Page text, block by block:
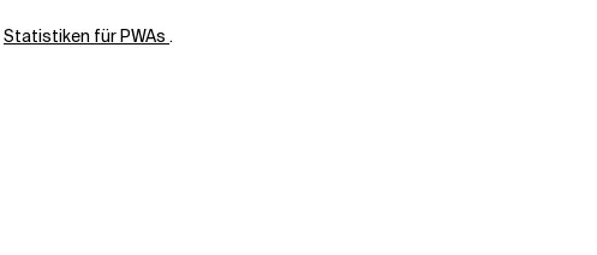
Statistiken für PWAs .